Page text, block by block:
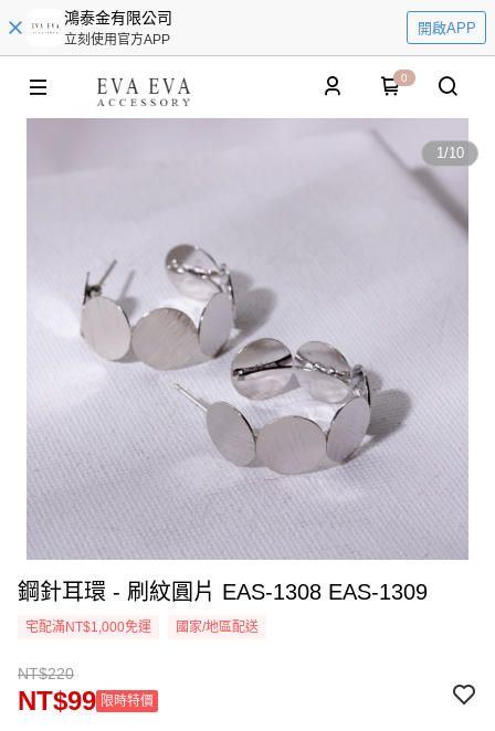
鴻泰金有限公司
立刻使用官方APP
開啟APP
0
1/10
鋼針耳環 - 刷紋圓片 EAS-1308 EAS-1309
宅配滿NT$1,000免運 國家/地區配送
NT$220
NT$99 限時特價